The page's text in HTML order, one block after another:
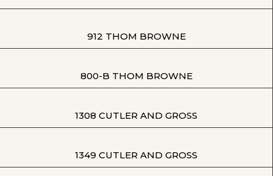
912 THOM BROWNE
800-B THOM BROWNE
1308 CUTLER AND GROSS
1349 CUTLER AND GROSS